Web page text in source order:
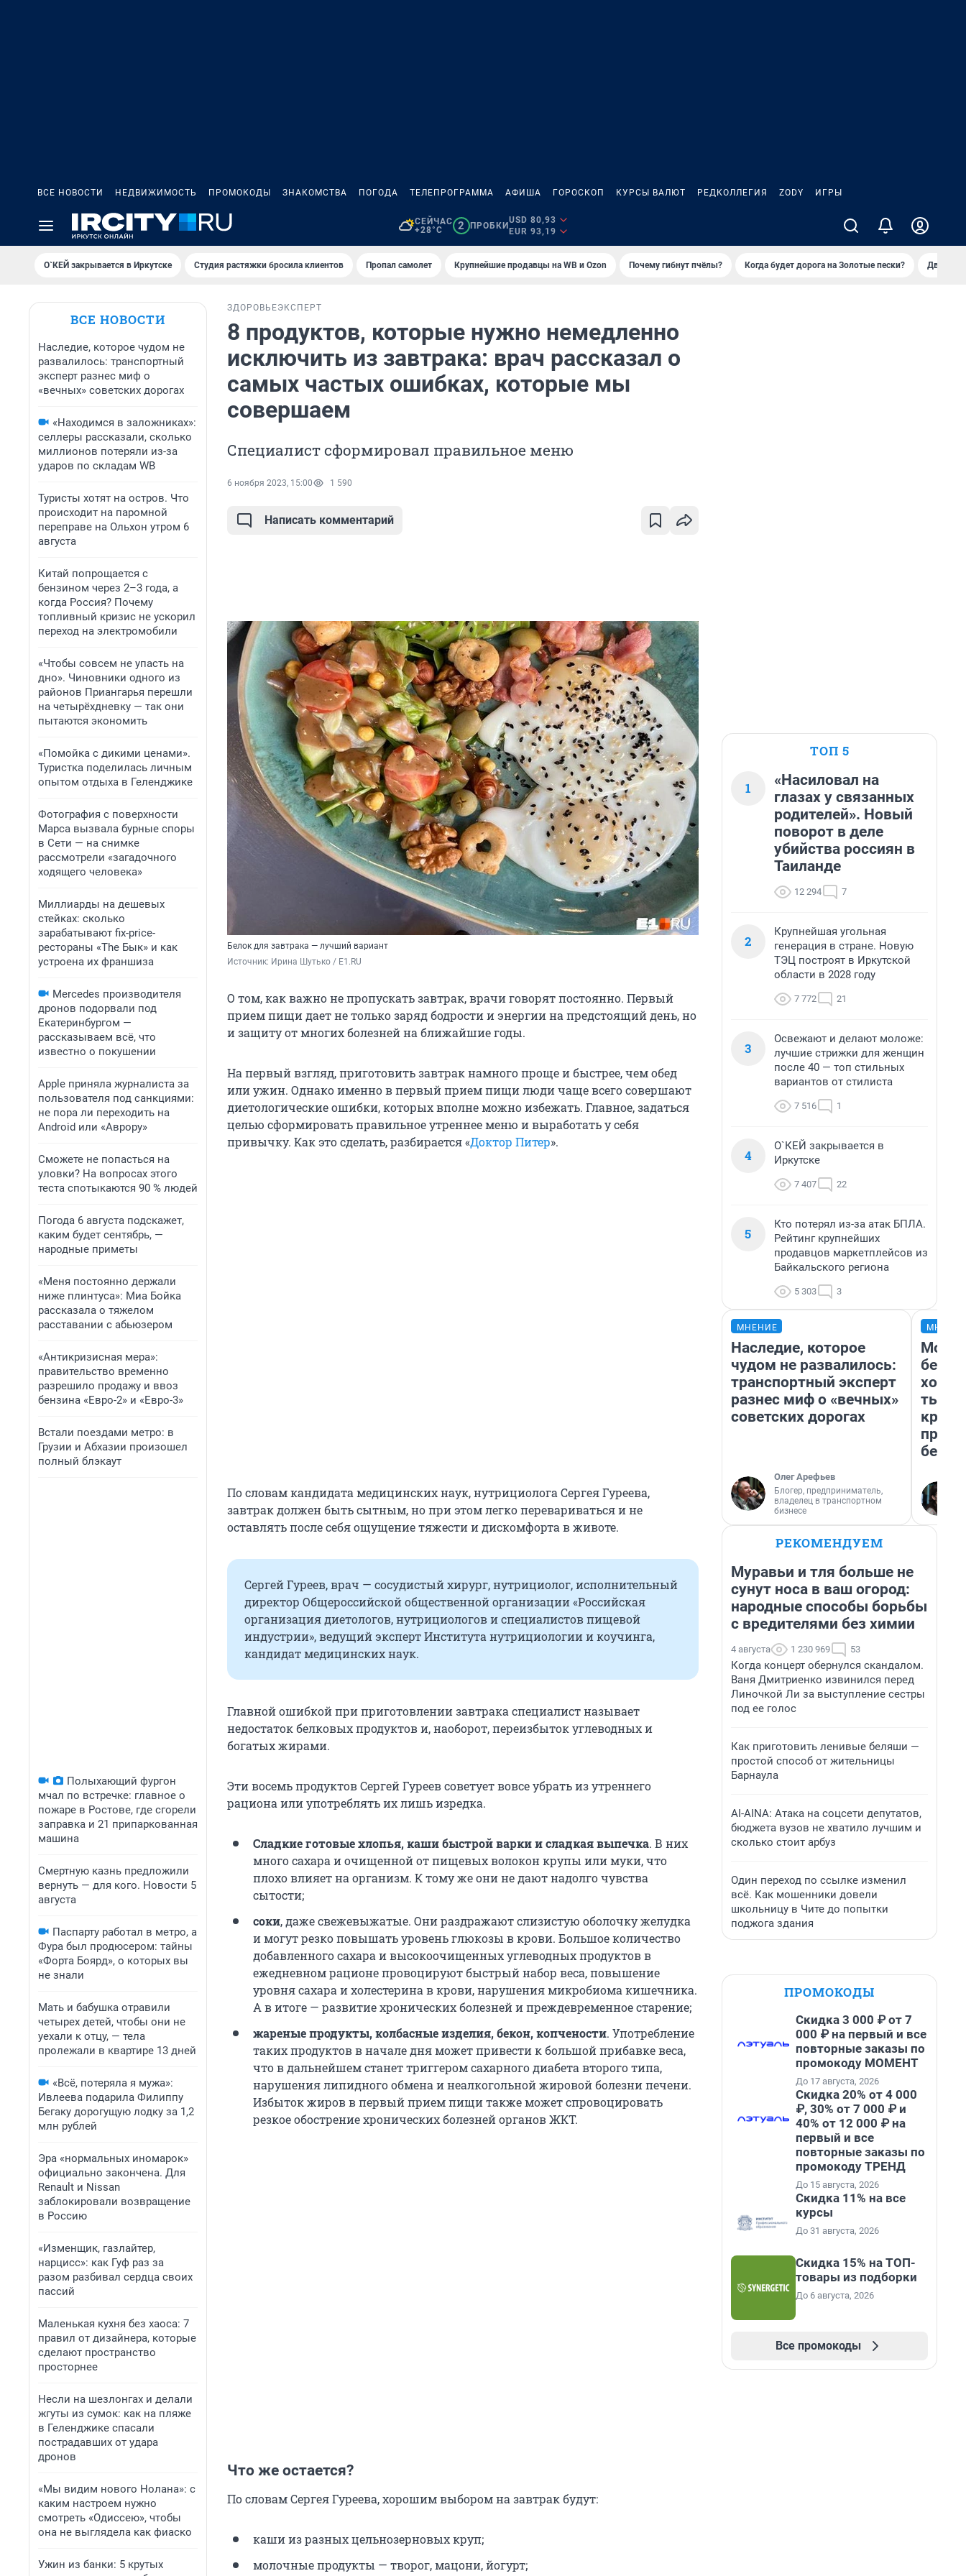
ВСЕ НОВОСТИ НЕДВИЖИМОСТЬ ПРОМОКОДЫ ЗНАКОМСТВА ПОГОДА ТЕЛЕПРОГРАММА АФИША ГОРОСКОП КУРСЫ ВАЛЮТ РЕДКОЛЛЕГИЯ ZODY ИГРЫ
СЕЙЧАС
+28°C
2 ПРОБКИ
USD 80,93
EUR 93,19
О`КЕЙ закрывается в Иркутске Студия растяжки бросила клиентов Пропал самолет Крупнейшие продавцы на WB и Ozon Почему гибнут пчёлы? Когда будет дорога на Золотые пески? Двое
ВСЕ НОВОСТИ
Наследие, которое чудом не
развалилось: транспортный
эксперт разнес миф о
«вечных» советских дорогах
«Находимся в заложниках»:
селлеры рассказали, сколько
миллионов потеряли из-за
ударов по складам WB
Туристы хотят на остров. Что
происходит на паромной
переправе на Ольхон утром 6
августа
Китай попрощается с
бензином через 2–3 года, а
когда Россия? Почему
топливный кризис не ускорил
переход на электромобили
«Чтобы совсем не упасть на
дно». Чиновники одного из
районов Приангарья перешли
на четырёхдневку — так они
пытаются экономить
«Помойка с дикими ценами».
Туристка поделилась личным
опытом отдыха в Геленджике
Фотография с поверхности
Марса вызвала бурные споры
в Сети — на снимке
рассмотрели «загадочного
ходящего человека»
Миллиарды на дешевых
стейках: сколько
зарабатывают fix-price-
рестораны «The Бык» и как
устроена их франшиза
Mercedes производителя
дронов подорвали под
Екатеринбургом —
рассказываем всё, что
известно о покушении
Apple приняла журналиста за
пользователя под санкциями:
не пора ли переходить на
Android или «Аврору»
Сможете не попасться на
уловки? На вопросах этого
теста спотыкаются 90 % людей
Погода 6 августа подскажет,
каким будет сентябрь, —
народные приметы
«Меня постоянно держали
ниже плинтуса»: Миа Бойка
рассказала о тяжелом
расставании с абьюзером
«Антикризисная мера»:
правительство временно
разрешило продажу и ввоз
бензина «Евро-2» и «Евро-3»
Встали поездами метро: в
Грузии и Абхазии произошел
полный блэкаут
Полыхающий фургон
мчал по встречке: главное о
пожаре в Ростове, где сгорели
заправка и 21 припаркованная
машина
Смертную казнь предложили
вернуть — для кого. Новости 5
августа
Паспарту работал в метро, а
Фура был продюсером: тайны
«Форта Боярд», о которых вы
не знали
Мать и бабушка отравили
четырех детей, чтобы они не
уехали к отцу, — тела
пролежали в квартире 13 дней
«Всё, потеряла я мужа»:
Ивлеева подарила Филиппу
Бегаку дорогущую лодку за 1,2
млн рублей
Эра «нормальных иномарок»
официально закончена. Для
Renault и Nissan
заблокировали возвращение
в Россию
«Изменщик, газлайтер,
нарцисс»: как Гуф раз за
разом разбивал сердца своих
пассий
Маленькая кухня без хаоса: 7
правил от дизайнера, которые
сделают пространство
просторнее
Несли на шезлонгах и делали
жгуты из сумок: как на пляже
в Геленджике спасали
пострадавших от удара
дронов
«Мы видим нового Нолана»: с
каким настроем нужно
смотреть «Одиссею», чтобы
она не выглядела как фиаско
Ужин из банки: 5 крутых
ЗДОРОВЬЕЭКСПЕРТ
8 продуктов, которые нужно немедленно
исключить из завтрака: врач рассказал о
самых частых ошибках, которые мы
совершаем
Специалист сформировал правильное меню
6 ноября 2023, 15:00 1 590
Написать комментарий
Белок для завтрака — лучший вариант
Источник: Ирина Шутько / E1.RU
О том, как важно не пропускать завтрак, врачи говорят постоянно. Первый
прием пищи дает не только заряд бодрости и энергии на предстоящий день, но
и защиту от многих болезней на ближайшие годы.
На первый взгляд, приготовить завтрак намного проще и быстрее, чем обед
или ужин. Однако именно в первый прием пищи люди чаще всего совершают
диетологические ошибки, которых вполне можно избежать. Главное, задаться
целью сформировать правильное утреннее меню и выработать у себя
привычку. Как это сделать, разбирается «Доктор Питер».
По словам кандидата медицинских наук, нутрициолога Сергея Гуреева,
завтрак должен быть сытным, но при этом легко перевариваться и не
оставлять после себя ощущение тяжести и дискомфорта в животе.
Сергей Гуреев, врач — сосудистый хирург, нутрициолог, исполнительный
директор Общероссийской общественной организации «Российская
организация диетологов, нутрициологов и специалистов пищевой
индустрии», ведущий эксперт Института нутрициологии и коучинга,
кандидат медицинских наук.
Главной ошибкой при приготовлении завтрака специалист называет
недостаток белковых продуктов и, наоборот, переизбыток углеводных и
богатых жирами.
Эти восемь продуктов Сергей Гуреев советует вовсе убрать из утреннего
рациона или употреблять их лишь изредка.
Сладкие готовые хлопья, каши быстрой варки и сладкая выпечка. В них
много сахара и очищенной от пищевых волокон крупы или муки, что
плохо влияет на организм. К тому же они не дают надолго чувства
сытости;
соки, даже свежевыжатые. Они раздражают слизистую оболочку желудка
и могут резко повышать уровень глюкозы в крови. Большое количество
добавленного сахара и высокоочищенных углеводных продуктов в
ежедневном рационе провоцируют быстрый набор веса, повышение
уровня сахара и холестерина в крови, нарушения микробиома кишечника.
А в итоге — развитие хронических болезней и преждевременное старение;
жареные продукты, колбасные изделия, бекон, копчености. Употребление
таких продуктов в начале дня может привести к большой прибавке веса,
что в дальнейшем станет триггером сахарного диабета второго типа,
нарушения липидного обмена и неалкогольной жировой болезни печени.
Избыток жиров в первый прием пищи также может спровоцировать
резкое обострение хронических болезней органов ЖКТ.
Что же остается?
По словам Сергея Гуреева, хорошим выбором на завтрак будут:
каши из разных цельнозерновых круп;
молочные продукты — творог, мацони, йогурт;
ТОП 5
1
«Насиловал на
глазах у связанных
родителей». Новый
поворот в деле
убийства россиян в
Таиланде
12 294 7
2
Крупнейшая угольная
генерация в стране. Новую
ТЭЦ построят в Иркутской
области в 2028 году
7 772 21
3
Освежают и делают моложе:
лучшие стрижки для женщин
после 40 — топ стильных
вариантов от стилиста
7 516 1
4
О`КЕЙ закрывается в
Иркутске
7 407 22
5
Кто потерял из-за атак БПЛА.
Рейтинг крупнейших
продавцов маркетплейсов из
Байкальского региона
5 303 3
МНЕНИЕ
Наследие, которое
чудом не развалилось:
транспортный эксперт
разнес миф о «вечных»
советских дорогах
Олег Арефьев
Блогер, предприниматель,
владелец в транспортном
бизнесе
Мой
РЕКОМЕНДУЕМ
Муравьи и тля больше не
сунут носа в ваш огород:
народные способы борьбы
с вредителями без химии
4 августа 1 230 969 53
Когда концерт обернулся скандалом.
Ваня Дмитриенко извинился перед
Линочкой Ли за выступление сестры
под ее голос
Как приготовить ленивые беляши —
простой способ от жительницы
Барнаула
AI-AINA: Атака на соцсети депутатов,
бюджета вузов не хватило лучшим и
сколько стоит арбуз
Один переход по ссылке изменил
всё. Как мошенники довели
школьницу в Чите до попытки
поджога здания
ПРОМОКОДЫ
Скидка 3 000 ₽ от 7
000 ₽ на первый и все
повторные заказы по
промокоду МОМЕНТ
До 17 августа, 2026
Скидка 20% от 4 000
₽, 30% от 7 000 ₽ и
40% от 12 000 ₽ на
первый и все
повторные заказы по
промокоду ТРЕНД
До 15 августа, 2026
Скидка 11% на все
курсы
До 31 августа, 2026
Скидка 15% на ТОП-
товары из подборки
До 6 августа, 2026
Все промокоды